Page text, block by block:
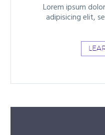
Lorem ipsum
adipisicing elit,